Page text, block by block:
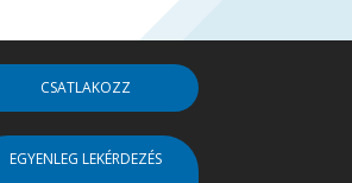
CSATLAKOZZ
EGYENLEG LEKÉRDEZÉS